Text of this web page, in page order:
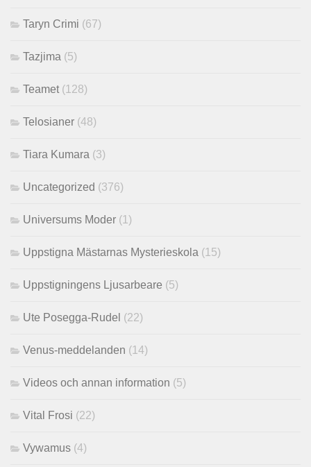
Taryn Crimi (67)
Tazjima (5)
Teamet (128)
Telosianer (48)
Tiara Kumara (3)
Uncategorized (376)
Universums Moder (1)
Uppstigna Mästarnas Mysterieskola (15)
Uppstigningens Ljusarbeare (5)
Ute Posegga-Rudel (22)
Venus-meddelanden (14)
Videos och annan information (5)
Vital Frosi (22)
Vywamus (4)